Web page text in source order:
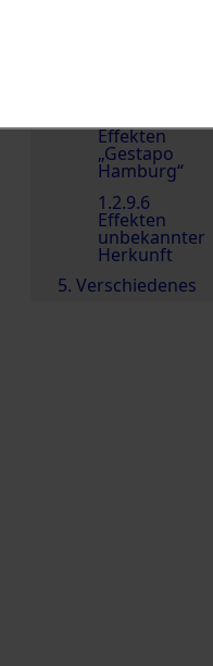
Effekten
„Gestapo
Hamburg“
1.2.9.6
Effekten
unbekannter
Herkunft
5. Verschiedenes